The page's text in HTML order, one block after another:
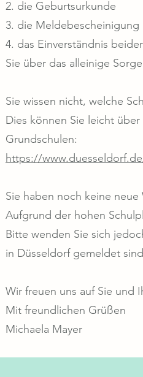
2. die Geburtsurkunde
3. die Meldebescheinigung
4. das Einverständnis
Sie über das alleinige
Sie wissen nicht, welche
Dies können Sie leicht
Grundschulen:
https://
Sie haben noch keine
Aufgrund der hohen
Bitte wenden Sie sich
in Düsseldorf gemeldet
Wir freuen uns auf Sie und
Mit freundlichen Grüßen
Michaela Mayer